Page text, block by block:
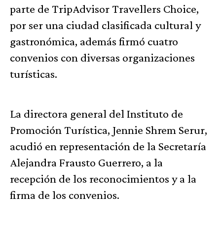
parte de TripAdvisor Travellers Choice,
por ser una ciudad clasificada cultural y
gastronómica, además firmó cuatro
convenios con diversas organizaciones
turísticas.
La directora general del Instituto de
Promoción Turística, Jennie Shrem Serur,
acudió en representación de la Secretaría
Alejandra Frausto Guerrero, a la
recepción de los reconocimientos y a la
firma de los convenios.